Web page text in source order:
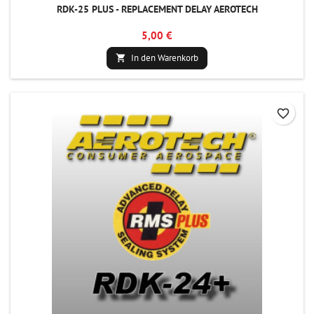
RDK-25 PLUS - REPLACEMENT DELAY AEROTECH
5,00 €
 In den Warenkorb
favorite_border